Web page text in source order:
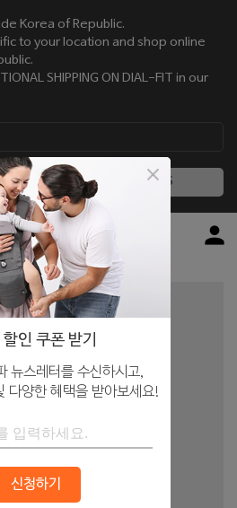
Korea of Republic.
to your location and shop online
SHIPPING ON DIAL-FIT in our
NO, THANKS
인 쿠폰 받기
뉴스레터를 수신하시고,
다양한 혜택을 받아보세요!
신청하기